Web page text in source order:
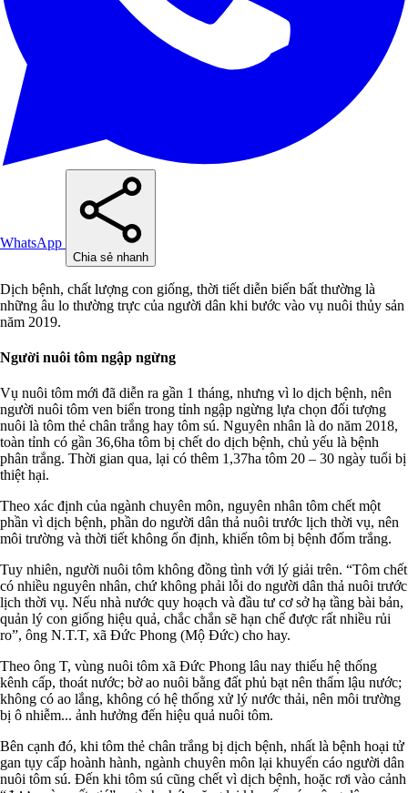
WhatsApp
Chia sẻ nhanh
Dịch bệnh, chất lượng con giống, thời tiết diễn biến bất thường là
những âu lo thường trực của người dân khi bước vào vụ nuôi thủy sản
năm 2019.
Người nuôi tôm ngập ngừng
Vụ nuôi tôm mới đã diễn ra gần 1 tháng, nhưng vì lo dịch bệnh, nên
người nuôi tôm ven biển trong tỉnh ngập ngừng lựa chọn đối tượng
nuôi là tôm thẻ chân trắng hay tôm sú. Nguyên nhân là do năm 2018,
toàn tỉnh có gần 36,6ha tôm bị chết do dịch bệnh, chủ yếu là bệnh
phân trắng. Thời gian qua, lại có thêm 1,37ha tôm 20 – 30 ngày tuổi bị
thiệt hại.
Theo xác định của ngành chuyên môn, nguyên nhân tôm chết một
phần vì dịch bệnh, phần do người dân thả nuôi trước lịch thời vụ, nên
môi trường và thời tiết không ổn định, khiến tôm bị bệnh đốm trắng.
Tuy nhiên, người nuôi tôm không đồng tình với lý giải trên. “Tôm chết
có nhiều nguyên nhân, chứ không phải lỗi do người dân thả nuôi trước
lịch thời vụ. Nếu nhà nước quy hoạch và đầu tư cơ sở hạ tầng bài bản,
quản lý con giống hiệu quả, chắc chắn sẽ hạn chế được rất nhiều rủi
ro”, ông N.T.T, xã Đức Phong (Mộ Đức) cho hay.
Theo ông T, vùng nuôi tôm xã Đức Phong lâu nay thiếu hệ thống
kênh cấp, thoát nước; bờ ao nuôi bằng đất phủ bạt nên thẩm lậu nước;
không có ao lắng, không có hệ thống xử lý nước thải, nên môi trường
bị ô nhiễm... ảnh hưởng đến hiệu quả nuôi tôm.
Bên cạnh đó, khi tôm thẻ chân trắng bị dịch bệnh, nhất là bệnh hoại tử
gan tụy cấp hoành hành, ngành chuyên môn lại khuyến cáo người dân
nuôi tôm sú. Đến khi tôm sú cũng chết vì dịch bệnh, hoặc rơi vào cảnh